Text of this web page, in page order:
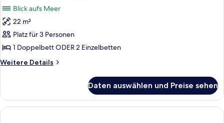
Doppel-
oder
Zweibettzimmer,
1
Doppelbett
Einzelbetten,
Meerblick
anzeigen
Blick aufs Meer
22 m²
Platz für 3 Personen
1 Doppelbett ODER 2 Einzelbetten
Weitere Details
Weitere
oder
Zweibettzimmer,
1
Daten auswählen und Preise sehen